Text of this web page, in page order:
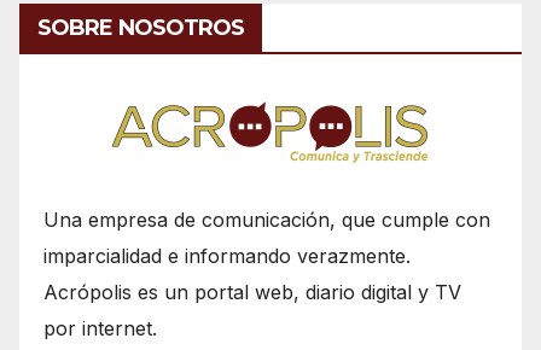
SOBRE NOSOTROS
Una empresa de comunicación, que cumple con
imparcialidad e informando verazmente.
Acrópolis es un portal web, diario digital y TV
por internet.